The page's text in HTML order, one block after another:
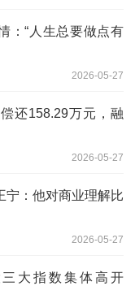
：“人生总要做点有
2026-05-27
还158.29万元，融
2026-05-27
宁：他对商业理解比
2026-05-27
大指数集体高开